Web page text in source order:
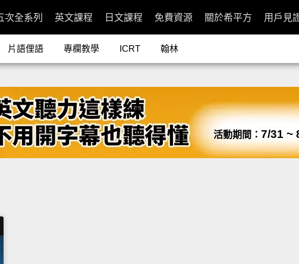
次全系列 英文課程 日文課程 免費資源 關於希平方 用戶見
片語俚語 專欄教學 ICRT 翰林
活動期間： 7/31 ~